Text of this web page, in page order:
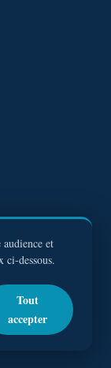
partagée.
et
ci-dessous.
Tout
accepter